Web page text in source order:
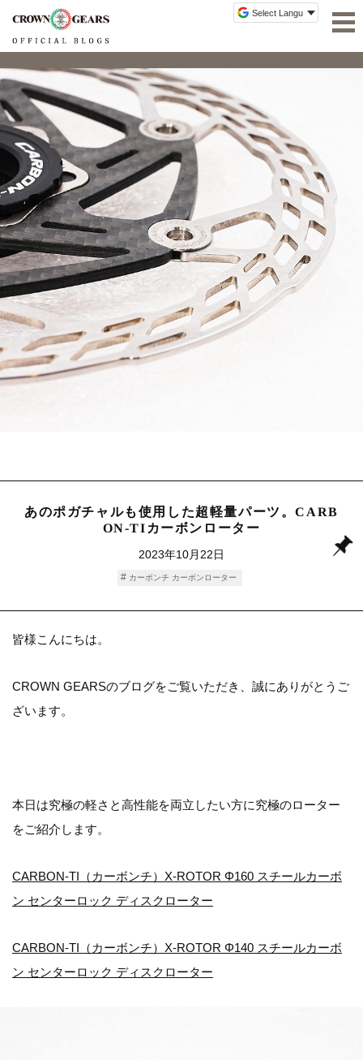
あのポガチャルも使用した超軽量パーツ。CARB
ON-TIカーボンローター
2023年10月22日
カーボンチ カーボンローター
皆様こんにちは。
CROWN GEARSのブログをご覧いただき、誠にありがとうご
ざいます。
本日は究極の軽さと高性能を両立したい方に究極のローター
をご紹介します。
CARBON-TI（カーボンチ）X-ROTOR Φ160 スチールカーボ
ン センターロック ディスクローター
CARBON-TI（カーボンチ）X-ROTOR Φ140 スチールカーボ
ン センターロック ディスクローター